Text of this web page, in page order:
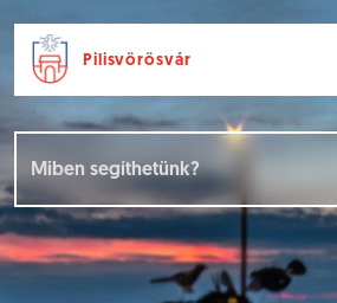
Ugrás a fő tartalomhoz
Pilisvörösvár
Hírek [
Események []